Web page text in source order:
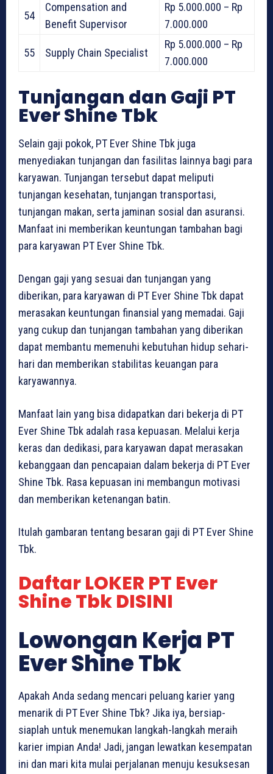
54
Compensation and
Benefit Supervisor
Rp 5.000.000 – Rp
7.000.000
55 Supply Chain Specialist
Rp 5.000.000 – Rp
7.000.000
Tunjangan dan Gaji PT
Ever Shine Tbk
Selain gaji pokok, PT Ever Shine Tbk juga
menyediakan tunjangan dan fasilitas lainnya bagi para
karyawan. Tunjangan tersebut dapat meliputi
tunjangan kesehatan, tunjangan transportasi,
tunjangan makan, serta jaminan sosial dan asuransi.
Manfaat ini memberikan keuntungan tambahan bagi
para karyawan PT Ever Shine Tbk.
Dengan gaji yang sesuai dan tunjangan yang
diberikan, para karyawan di PT Ever Shine Tbk dapat
merasakan keuntungan finansial yang memadai. Gaji
yang cukup dan tunjangan tambahan yang diberikan
dapat membantu memenuhi kebutuhan hidup sehari-
hari dan memberikan stabilitas keuangan para
karyawannya.
Manfaat lain yang bisa didapatkan dari bekerja di PT
Ever Shine Tbk adalah rasa kepuasan. Melalui kerja
keras dan dedikasi, para karyawan dapat merasakan
kebanggaan dan pencapaian dalam bekerja di PT Ever
Shine Tbk. Rasa kepuasan ini membangun motivasi
dan memberikan ketenangan batin.
Itulah gambaran tentang besaran gaji di PT Ever Shine
Tbk.
Daftar LOKER PT Ever
Shine Tbk DISINI
Lowongan Kerja PT
Ever Shine Tbk
Apakah Anda sedang mencari peluang karier yang
menarik di PT Ever Shine Tbk? Jika iya, bersiap-
siaplah untuk menemukan langkah-langkah meraih
karier impian Anda! Jadi, jangan lewatkan kesempatan
ini dan mari kita mulai perjalanan menuju kesuksesan